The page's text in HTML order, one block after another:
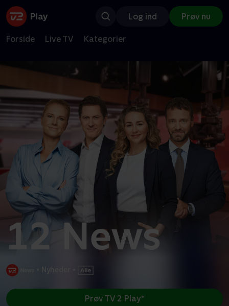
Log ind Prøv nu
Forside Live TV Kategorier
Prøv TV 2 Play*